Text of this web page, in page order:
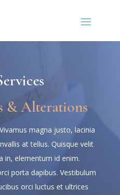
& Alterations
magna justo, lacinia
at tellus. Quisque velit
in, elementum id enim.
porta dapibus. Vestibulum
orci luctus et ultrices